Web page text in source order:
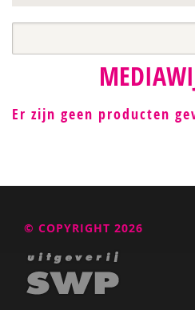
Er zijn geen producten
© COPYRIGHT 2026